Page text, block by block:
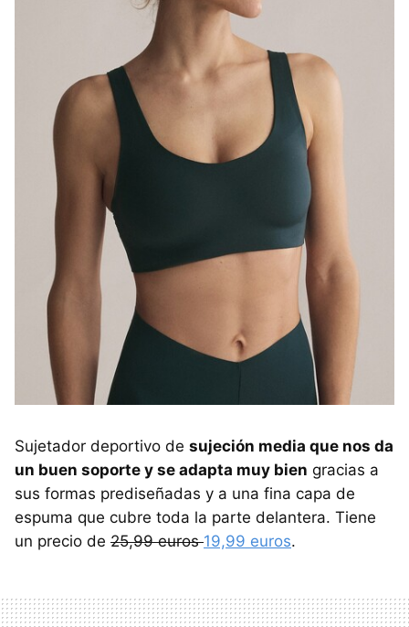
Sujetador deportivo de sujeción media que nos da
un buen soporte y se adapta muy bien gracias a
sus formas prediseñadas y a una fina capa de
espuma que cubre toda la parte delantera. Tiene
un precio de 25,99 euros19,99 euros.